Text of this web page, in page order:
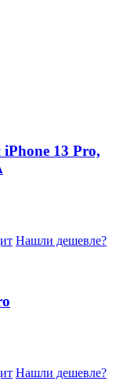
13 Pro,
Нашли дешевле?
Нашли дешевле?